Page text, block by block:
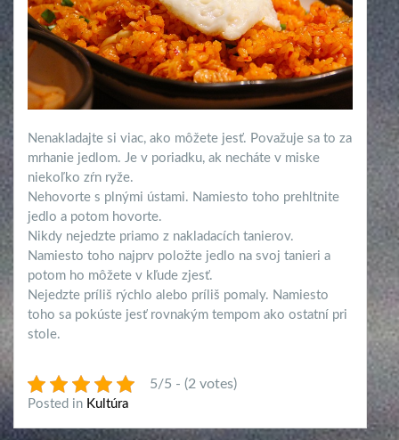
Nenakladajte si viac, ako môžete jesť. Považuje sa to za
mrhanie jedlom. Je v poriadku, ak necháte v miske
niekoľko zŕn ryže.
Nehovorte s plnými ústami. Namiesto toho prehltnite
jedlo a potom hovorte.
Nikdy nejedzte priamo z nakladacích tanierov.
Namiesto toho najprv položte jedlo na svoj tanieri a
potom ho môžete v kľude zjesť.
Nejedzte príliš rýchlo alebo príliš pomaly. Namiesto
toho sa pokúste jesť rovnakým tempom ako ostatní pri
stole.
5/5 - (2 votes)
Posted in Kultúra